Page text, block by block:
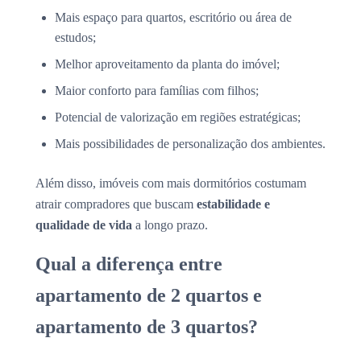
Mais espaço para quartos, escritório ou área de
estudos;
Melhor aproveitamento da planta do imóvel;
Maior conforto para famílias com filhos;
Potencial de valorização em regiões estratégicas;
Mais possibilidades de personalização dos ambientes.
Além disso, imóveis com mais dormitórios costumam
atrair compradores que buscam estabilidade e
qualidade de vida a longo prazo.
Qual a diferença entre
apartamento de 2 quartos e
apartamento de 3 quartos?